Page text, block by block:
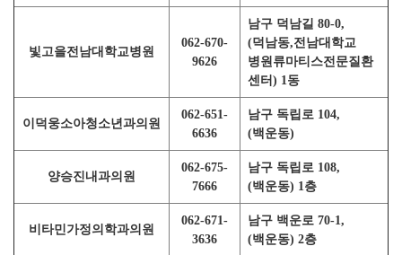
빛고을전남대학교병원
062-670-
9626
남구 덕남길 80-0,
(덕남동,전남대학교
병원류마티스전문질환
센터) 1동
이덕웅소아청소년과의원
062-651-
6636
남구 독립로 104,
(백운동)
양승진내과의원
062-675-
7666
남구 독립로 108,
(백운동) 1층
비타민가정의학과의원
062-671-
3636
남구 백운로 70-1,
(백운동) 2층